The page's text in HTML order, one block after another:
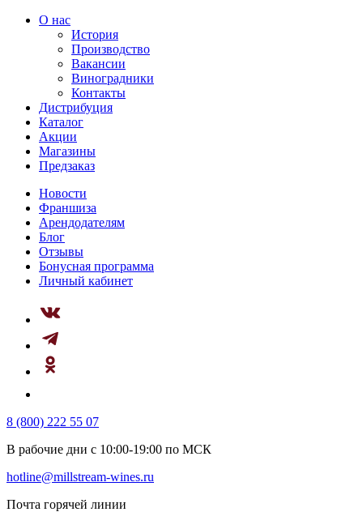
О нас
История
Производство
Вакансии
Виноградники
Контакты
Дистрибуция
Каталог
Акции
Магазины
Предзаказ
Новости
Франшиза
Арендодателям
Блог
Отзывы
Бонусная программа
Личный кабинет
8 (800) 222 55 07
В рабочие дни с 10:00-19:00 по МСК
hotline@millstream-wines.ru
Почта горячей линии